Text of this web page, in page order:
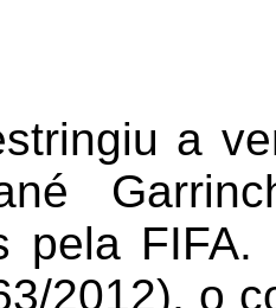
a
pela
2012), o